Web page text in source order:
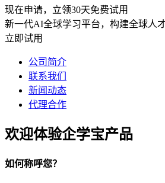
现在申请，立领30天免费试用
新一代AI全球学习平台，构建全球人
立即试用
公司简介
联系我们
新闻动态
代理合作
欢迎体验企学宝产品
如何称呼您？